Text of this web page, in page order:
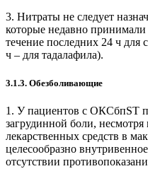
3. Нитраты не следует
которые недавно
течение последних 24 ч для
ч – для тадалафила).
3.1.3. Обезболивающие
1. У пациентов с ОКСбпST
загрудинной боли,
лекарственных средств в
целесообразно
отсутствии